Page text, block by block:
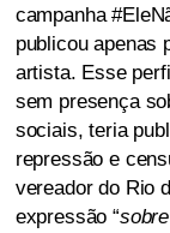
campanha
publicou apenas
artista. Esse
sem presença
sociais, teria
repressão e
vereador do Rio
expressão “